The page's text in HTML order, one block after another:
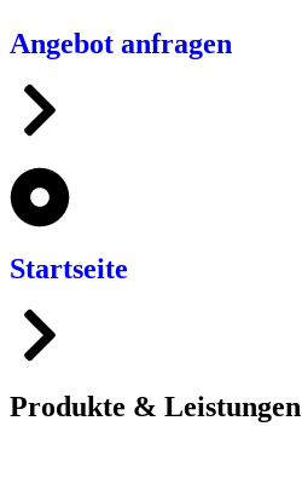
Angebot anfragen
Startseite
Produkte & Leistungen